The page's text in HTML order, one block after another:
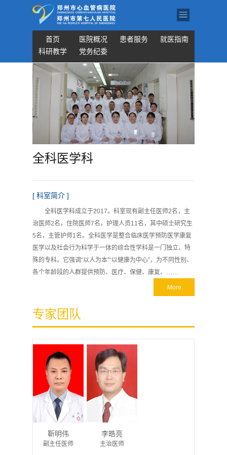
首页 医院概况 患者服务
就医指南
科研教学
党务纪委
全科医学科
[ 科室简介 ]
全科医学科成立于2017。科室现有副主任医师2名，主
治医师2名，住院医师7名，护理人员11名，其中硕士研究生
5名，主管护师1名。全科医学是整合临床医学预防医学康复
医学以及社会行为科学于一体的综合性学科是一门独立、特
殊的专科。它强调“以人为本”“以健康为中心”，为不同性别、
各个年龄段的人群提供预防、医疗、保健、康复、……
More
专家团队
靳明伟
副主任医师
李皓亮
主治医师